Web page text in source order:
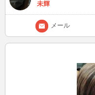
遅れることがございます。
こちらはマイクNGですが
チャットが面倒な方などは
来週からまた 皆様と楽しい
週もよろしくお願い致しま
未輝
メール